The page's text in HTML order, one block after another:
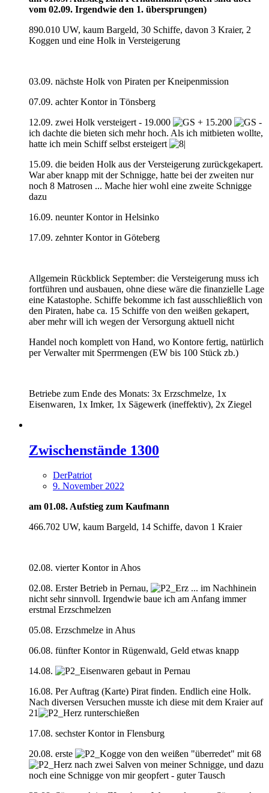
vom 02.09. Irgendwie den 1. übersprungen)
890.010 UW, kaum Bargeld, 30 Schiffe, davon 3 Kraier, 2
Koggen und eine Holk in Versteigerung
03.09. nächste Holk von Piraten per Kneipenmission
07.09. achter Kontor in Tönsberg
12.09. zwei Holk versteigert - 19.000
+ 15.200
-
ich dachte die bieten sich mehr hoch. Als ich mitbieten wollte,
hatte ich mein Schiff selbst ersteigert
15.09. die beiden Holk aus der Versteigerung zurückgekapert.
War aber knapp mit der Schnigge, hatte bei der zweiten nur
noch 8 Matrosen ... Mache hier wohl eine zweite Schnigge
dazu
16.09. neunter Kontor in Helsinko
17.09. zehnter Kontor in Göteberg
Allgemein Rückblick September: die Versteigerung muss ich
fortführen und ausbauen, ohne diese wäre die finanzielle Lage
eine Katastophe. Schiffe bekomme ich fast ausschließlich von
den Piraten, habe ca. 15 Schiffe von den weißen gekapert,
aber mehr will ich wegen der Versorgung aktuell nicht
Handel noch komplett von Hand, wo Kontore fertig, natürlich
per Verwalter mit Sperrmengen (EW bis 100 Stück zb.)
Betriebe zum Ende des Monats: 3x Erzschmelze, 1x
Eisenwaren, 1x Imker, 1x Sägewerk (ineffektiv), 2x Ziegel
Zwischenstände 1300
DerPatriot
9. November 2022
am 01.08. Aufstieg zum Kaufmann
466.702 UW, kaum Bargeld, 14 Schiffe, davon 1 Kraier
02.08. vierter Kontor in Ahos
02.08. Erster Betrieb in Pernau,
... im Nachhinein
nicht sehr sinnvoll. Irgendwie baue ich am Anfang immer
erstmal Erzschmelzen
05.08. Erzschmelze in Ahus
06.08. fünfter Kontor in Rügenwald, Geld etwas knapp
14.08.
gebaut in Pernau
16.08. Per Auftrag (Karte) Pirat finden. Endlich eine Holk.
Nach diversen Versuchen musste ich diese mit dem Kraier auf
21
runterschießen
17.08. sechster Kontor in Flensburg
20.08. erste
von den weißen "überredet" mit 68
nach zwei Salven von meiner Schnigge, und dazu
noch eine Schnigge von mir geopfert - guter Tausch